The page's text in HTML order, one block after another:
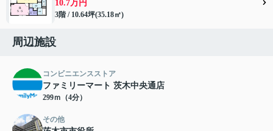
10.7万円
3階 / 10.64坪(35.18㎡)
周辺施設
コンビニエンスストア
ファミリーマート 茨木中央通店
299ｍ（4分）
その他